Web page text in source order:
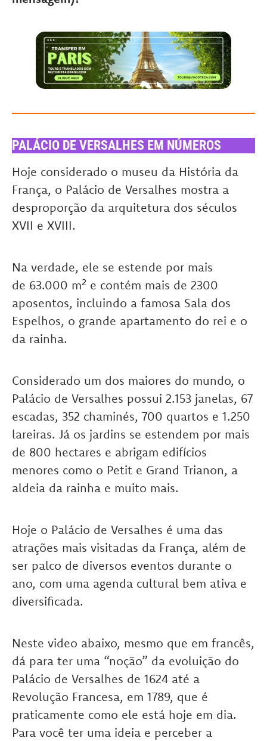
PALÁCIO DE VERSALHES EM NÚMEROS
Hoje considerado o museu da História da
França, o Palácio de Versalhes mostra a
desproporção da arquitetura dos séculos
XVII e XVIII.
Na verdade, ele se estende por mais
de 63.000 m² e contém mais de 2300
aposentos, incluindo a famosa Sala dos
Espelhos, o grande apartamento do rei e o
da rainha.
Considerado um dos maiores do mundo, o
Palácio de Versalhes possui 2.153 janelas, 67
escadas, 352 chaminés, 700 quartos e 1.250
lareiras. Já os jardins se estendem por mais
de 800 hectares e abrigam edifícios
menores como o Petit e Grand Trianon, a
aldeia da rainha e muito mais.
Hoje o Palácio de Versalhes é uma das
atrações mais visitadas da França, além de
ser palco de diversos eventos durante o
ano, com uma agenda cultural bem ativa e
diversificada.
Neste video abaixo, mesmo que em francês,
dá para ter uma “noção” da evoluição do
Palácio de Versalhes de 1624 até a
Revolução Francesa, em 1789, que é
praticamente como ele está hoje em dia.
Para você ter uma ideia e perceber a